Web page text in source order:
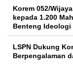
Korem 052/
kepada 1.200
Benteng Ideologi
LSPN Dukung
Berpengalaman